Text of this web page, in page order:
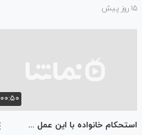
۱۵ روز پیش
۰۰:۵۰
استحکام خانواده با این عمل ...